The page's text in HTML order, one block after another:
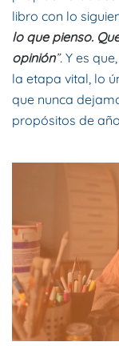
libro con lo
lo que pienso.
opinión”. Y es
la etapa vital, lo
que nunca
propósitos de